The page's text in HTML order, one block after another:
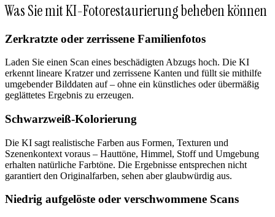
Was Sie mit KI-Fotorestaurierung beheben können
Zerkratzte oder zerrissene Familienfotos
Laden Sie einen Scan eines beschädigten Abzugs hoch. Die KI
erkennt lineare Kratzer und zerrissene Kanten und füllt sie mithilfe
umgebender Bilddaten auf – ohne ein künstliches oder übermäßig
geglättetes Ergebnis zu erzeugen.
Schwarzweiß-Kolorierung
Die KI sagt realistische Farben aus Formen, Texturen und
Szenenkontext voraus – Hauttöne, Himmel, Stoff und Umgebung
erhalten natürliche Farbtöne. Die Ergebnisse entsprechen nicht
garantiert den Originalfarben, sehen aber glaubwürdig aus.
Niedrig aufgelöste oder verschwommene Scans